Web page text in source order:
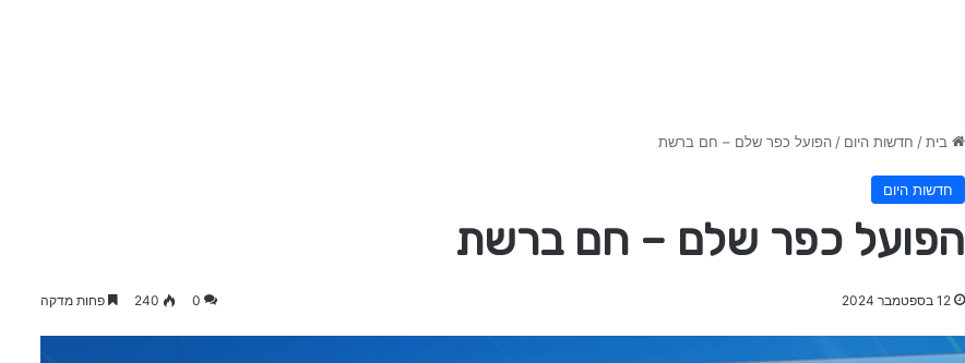
בית / חדשות היום / הפועל כפר שלם – חם ברשת
חדשות היום
הפועל כפר שלם – חם ברשת
12 בספטמבר 2024 0
240 פחות מדקה